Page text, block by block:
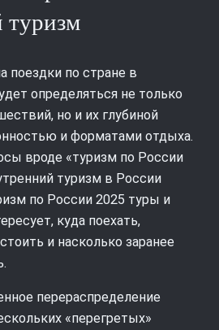
туризм
поездки по стране в
определяться не только
но и их глубиной
и форматами отдыха.
вроде «туризм по России
туризм в России
по России 2025 туры и
куда поехать,
и насколько заранее
перераспределение
«перегретых»